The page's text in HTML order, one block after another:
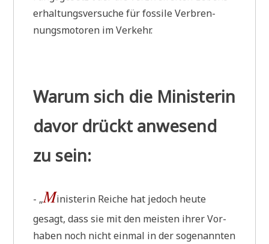
er­hal­tungs­ver­su­che für fos­si­le Ver­bren­
nungs­mo­to­ren im Verkehr.
Warum sich die Ministerin
davor drückt anwesend
zu sein:
- „Mini­ste­rin Rei­che hat jedoch heu­te
gesagt, dass sie mit den mei­sten ihrer Vor­
ha­ben noch nicht ein­mal in der soge­nann­ten